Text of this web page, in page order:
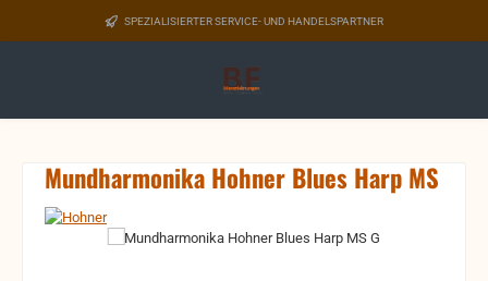
Zum Hauptinhalt springenSPEZIALISIERTER SERVICE- UND HANDELSPARTNER
Mundharmonika Hohner Blues Harp MS
Bildergalerie überspringen